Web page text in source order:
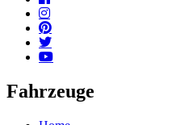
Fahrzeuge